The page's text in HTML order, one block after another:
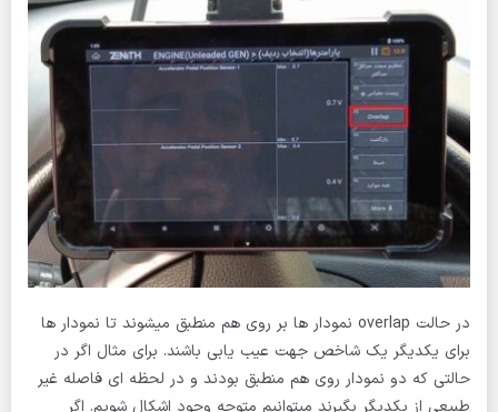
در حالت overlap نمودار ها بر روی هم منطبق میشوند تا نمودار ها
برای یکدیگر یک شاخص جهت عیب یابی باشند. برای مثال اگر در
حالتی که دو نمودار روی هم منطبق بودند و در لحظه ای فاصله غیر
طبیعی از یکدیگر بگیرند میتوانیم متوجه وجود اشکال شویم. اگر